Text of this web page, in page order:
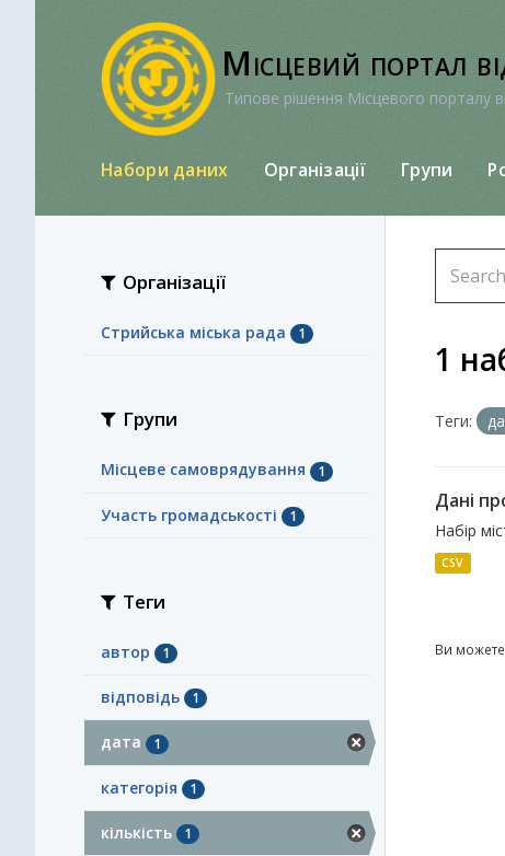
Місцевий портал
Типове рішення Місцевого порталу
Набори даних Організації Групи
Організації
Стрийська міська рада 1
Групи
Місцеве самоврядування 1
Участь громадськості 1
Теги
автор 1
відповідь 1
дата 1
категорія 1
кількість 1
1
Теги:
Дані
Набір
CSV
Ви